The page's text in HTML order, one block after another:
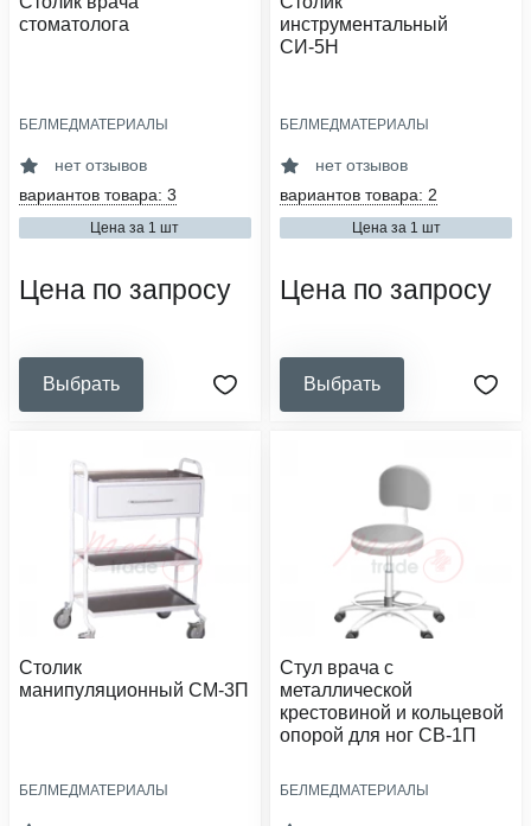
стоматолога
количество ящиков:
2, 3, 4
колеса из пластика
материал:
БЕЛМЕДМАТЕРИАЛЫ
нет отзывов
вариантов товара: 3
Цена за 1 шт
Цена по запросу
Выбрать
инструментальный
СИ-5Н
опоры:
колеса из пластика
металл с порошковым
покрытием, нержавеющая сталь
медицинские организации,
стоматология, ветеринарные
БЕЛМЕДМАТЕРИАЛЫ
нет отзывов
вариантов товара: 2
Цена за 1 шт
Цена по запросу
Выбрать
Столик
манипуляционный СМ-3П
количество ящиков:
БЕЛМЕДМАТЕРИАЛЫ
Стул врача с
металлической
крестовиной и кольцевой
опорой для ног СВ-1П
размер сиденья, мм:
ø400
БЕЛМЕДМАТЕРИАЛЫ